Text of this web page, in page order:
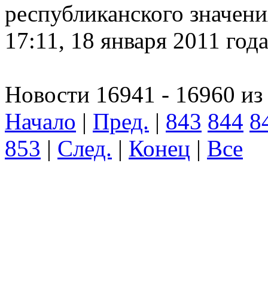
республиканского
17:11, 18 января 2011 года
Новости 16941 - 16960
Начало | Пред. | 843 844
853 | След. | Конец | Все